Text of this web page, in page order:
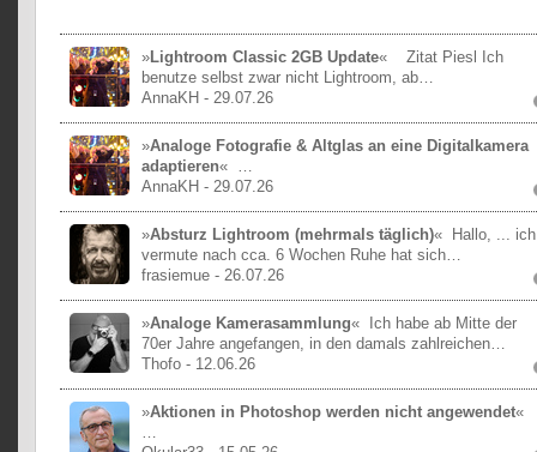
»Lightroom Classic 2GB Update«
Zitat Piesl Ich
benutze selbst zwar nicht Lightroom, ab…
AnnaKH - 29.07.26
»Analoge Fotografie & Altglas an eine Digitalkamera
adaptieren« …
AnnaKH - 29.07.26
»Absturz Lightroom (mehrmals täglich)«
Hallo, ... ich
vermute nach cca. 6 Wochen Ruhe hat sich…
frasiemue - 26.07.26
»Analoge Kamerasammlung«
Ich habe ab Mitte der
70er Jahre angefangen, in den damals zahlreichen…
Thofo - 12.06.26
»Aktionen in Photoshop werden nicht angewendet«
…